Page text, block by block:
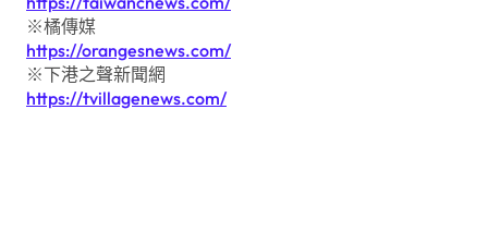
※橘傳媒
https://orangesnews.com/
※下港之聲新聞網
https://tvillagenews.com/